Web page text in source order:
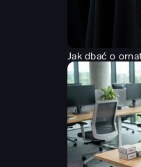
Jak dbać o